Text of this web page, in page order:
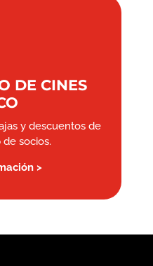
DE CINES
y descuentos de
socios.
>